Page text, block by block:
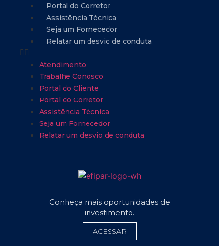
Portal do Corretor
Assistência Técnica
Seja um Fornecedor
Relatar um desvio de conduta
Atendimento
Trabalhe Conosco
Portal do Cliente
Portal do Corretor
Assistência Técnica
Seja um Fornecedor
Relatar um desvio de conduta
Conheça mais oportunidades de
investimento.
ACESSAR